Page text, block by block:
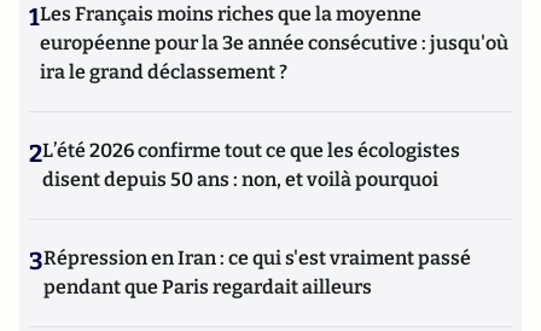
1Les Français moins riches que la moyenne
européenne pour la 3e année consécutive : jusqu'où
ira le grand déclassement ?
2L’été 2026 confirme tout ce que les écologistes
disent depuis 50 ans : non, et voilà pourquoi
3Répression en Iran : ce qui s'est vraiment passé
pendant que Paris regardait ailleurs